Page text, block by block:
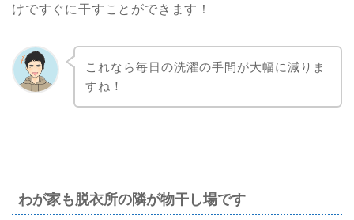
けですぐに干すことができます！
これなら毎日の洗濯の手間が大幅に減りま
すね！
わが家も脱衣所の隣が物干し場です